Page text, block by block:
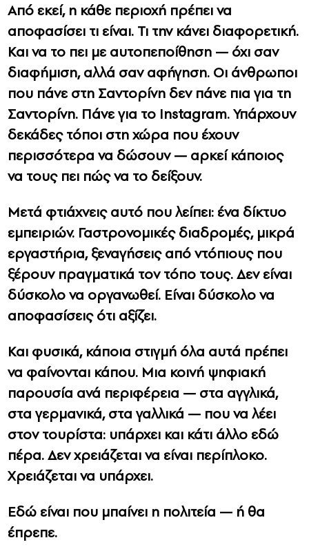
Από εκεί, η κάθε περιοχή πρέπει να
αποφασίσει τι είναι. Τι την κάνει διαφορετική.
Και να το πει με αυτοπεποίθηση — όχι σαν
διαφήμιση, αλλά σαν αφήγηση. Οι άνθρωποι
που πάνε στη Σαντορίνη δεν πάνε πια για τη
Σαντορίνη. Πάνε για το Instagram. Υπάρχουν
δεκάδες τόποι στη χώρα που έχουν
περισσότερα να δώσουν — αρκεί κάποιος
να τους πει πώς να το δείξουν.
Μετά φτιάχνεις αυτό που λείπει: ένα δίκτυο
εμπειριών. Γαστρονομικές διαδρομές, μικρά
εργαστήρια, ξεναγήσεις από ντόπιους που
ξέρουν πραγματικά τον τόπο τους. Δεν είναι
δύσκολο να οργανωθεί. Είναι δύσκολο να
αποφασίσεις ότι αξίζει.
Και φυσικά, κάποια στιγμή όλα αυτά πρέπει
να φαίνονται κάπου. Μια κοινή ψηφιακή
παρουσία ανά περιφέρεια — στα αγγλικά,
στα γερμανικά, στα γαλλικά — που να λέει
στον τουρίστα: υπάρχει και κάτι άλλο εδώ
πέρα. Δεν χρειάζεται να είναι περίπλοκο.
Χρειάζεται να υπάρχει.
Εδώ είναι που μπαίνει η πολιτεία — ή θα
έπρεπε.